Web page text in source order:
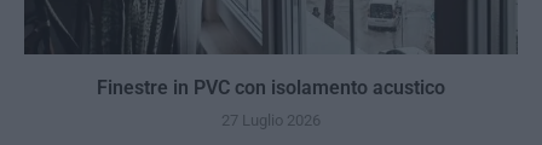
Finestre in PVC con isolamento acustico
27 Luglio 2026